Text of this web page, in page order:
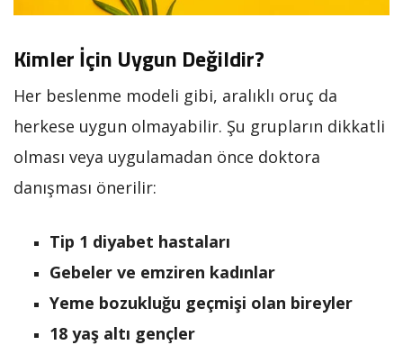
Kimler İçin Uygun Değildir?
Her beslenme modeli gibi, aralıklı oruç da
herkese uygun olmayabilir. Şu grupların dikkatli
olması veya uygulamadan önce doktora
danışması önerilir:
Tip 1 diyabet hastaları
Gebeler ve emziren kadınlar
Yeme bozukluğu geçmişi olan bireyler
18 yaş altı gençler